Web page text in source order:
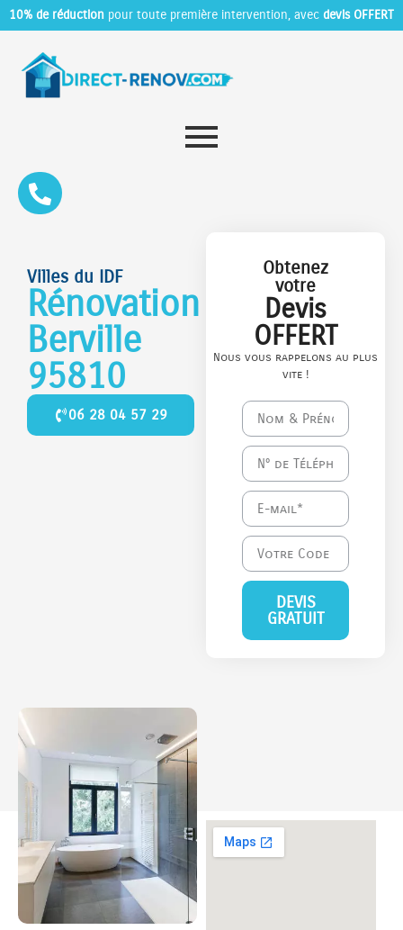
10% de réduction pour toute première intervention, avec devis OFFERT
Villes du IDF
Rénovation
Berville
95810
06 28 04 57 29
Obtenez
votre
Devis
OFFERT
Nous vous rappelons au plus
vite !
DEVIS
GRATUIT